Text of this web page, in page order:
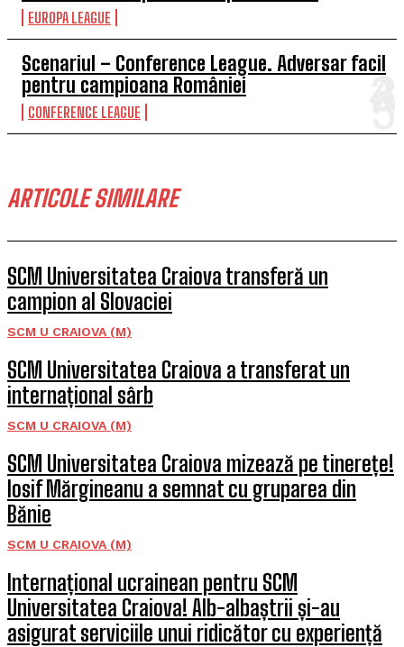
EUROPA LEAGUE
Scenariul – Conference League. Adversar facil
pentru campioana României
CONFERENCE LEAGUE
ARTICOLE SIMILARE
SCM Universitatea Craiova transferă un
campion al Slovaciei
SCM U CRAIOVA (M)
SCM Universitatea Craiova a transferat un
internațional sârb
SCM U CRAIOVA (M)
SCM Universitatea Craiova mizează pe tinerețe!
Iosif Mărgineanu a semnat cu gruparea din
Bănie
SCM U CRAIOVA (M)
Internațional ucrainean pentru SCM
Universitatea Craiova! Alb-albaștrii și-au
asigurat serviciile unui ridicător cu experiență